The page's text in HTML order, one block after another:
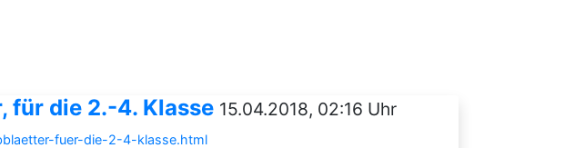
für die 2.-4. Klasse 15.04.2018, 02:16 Uhr
fuer-die-2-4-klasse.html